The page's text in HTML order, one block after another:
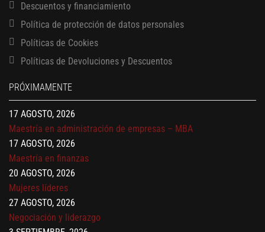
Descuentos y financiamiento
Política de protección de datos personales
Políticas de Cookies
Políticas de Devoluciones y Descuentos
PRÓXIMAMENTE
13 AGOSTO, 2026
Finanzas para no financieros
Gerencia de empresas familiares
Maestría en administración de empresas – MBA
Maestría en finanzas
Mujeres líderes
27 AGOSTO, 2026
Negociación y liderazgo
3 SEPTIEMBRE, 2026